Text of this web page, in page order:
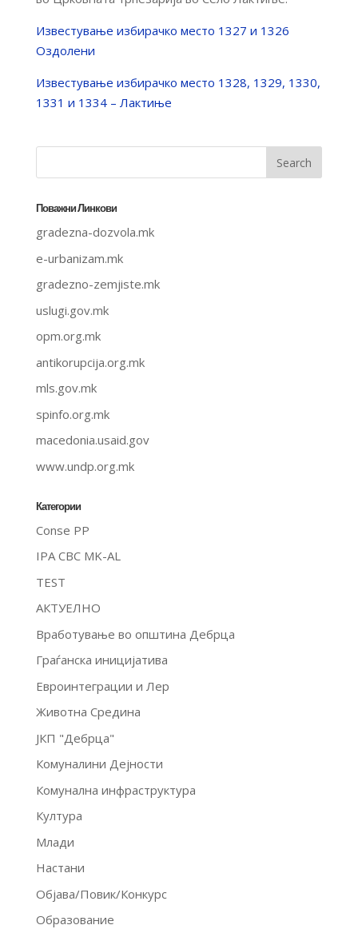
Известување избирачко место 1327 и 1326
Оздолени
Известување избирачко место 1328, 1329, 1330,
1331 и 1334 – Лактиње
Поважни Линкови
gradezna-dozvola.mk
e-urbanizam.mk
gradezno-zemjiste.mk
uslugi.gov.mk
opm.org.mk
antikorupcija.org.mk
mls.gov.mk
spinfo.org.mk
macedonia.usaid.gov
www.undp.org.mk
Категории
Conse PP
IPA CBC MK-AL
TEST
АКТУЕЛНО
Вработување во општина Дебрца
Граѓанска иницијатива
Евроинтеграции и Лер
Животна Средина
ЈКП "Дебрца"
Комуналини Дејности
Комунална инфраструктура
Култура
Млади
Настани
Објава/Повик/Конкурс
Образование